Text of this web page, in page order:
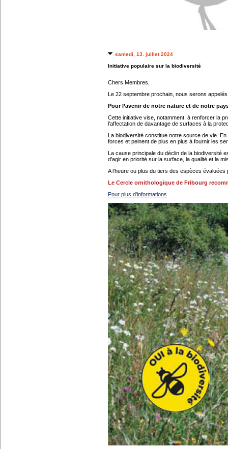
samedi, 13. juillet 2024
Initiative populaire sur la biodiversité
Chers Membres,
Le 22 septembre prochain, nous serons
Pour l’avenir de notre nature et de notre
Cette initiative vise, notamment, à renforcer la
l’affectation de davantage de surfaces à la
La biodiversité constitue notre source de vie.
forces et peinent de plus en plus à fournir les
La cause principale du déclin de la biodiversité
d’agir en priorité sur la surface, la qualité et la
A l’heure ou plus du tiers des espèces
Le Cercle ornithologique de Fribourg
Pour plus d'informations